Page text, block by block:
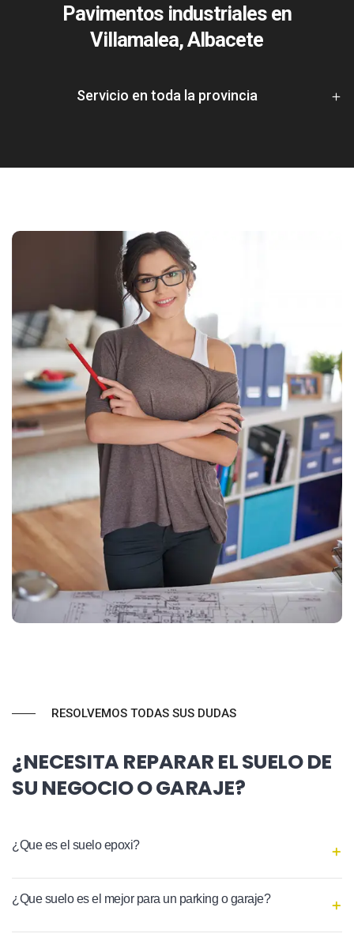
Pavimentos industriales en
Villamalea, Albacete
Servicio en toda la provincia
RESOLVEMOS TODAS SUS DUDAS
¿NECESITA REPARAR EL SUELO DE
SU NEGOCIO O GARAJE?
¿Que es el suelo epoxi?
¿Que suelo es el mejor para un parking o garaje?